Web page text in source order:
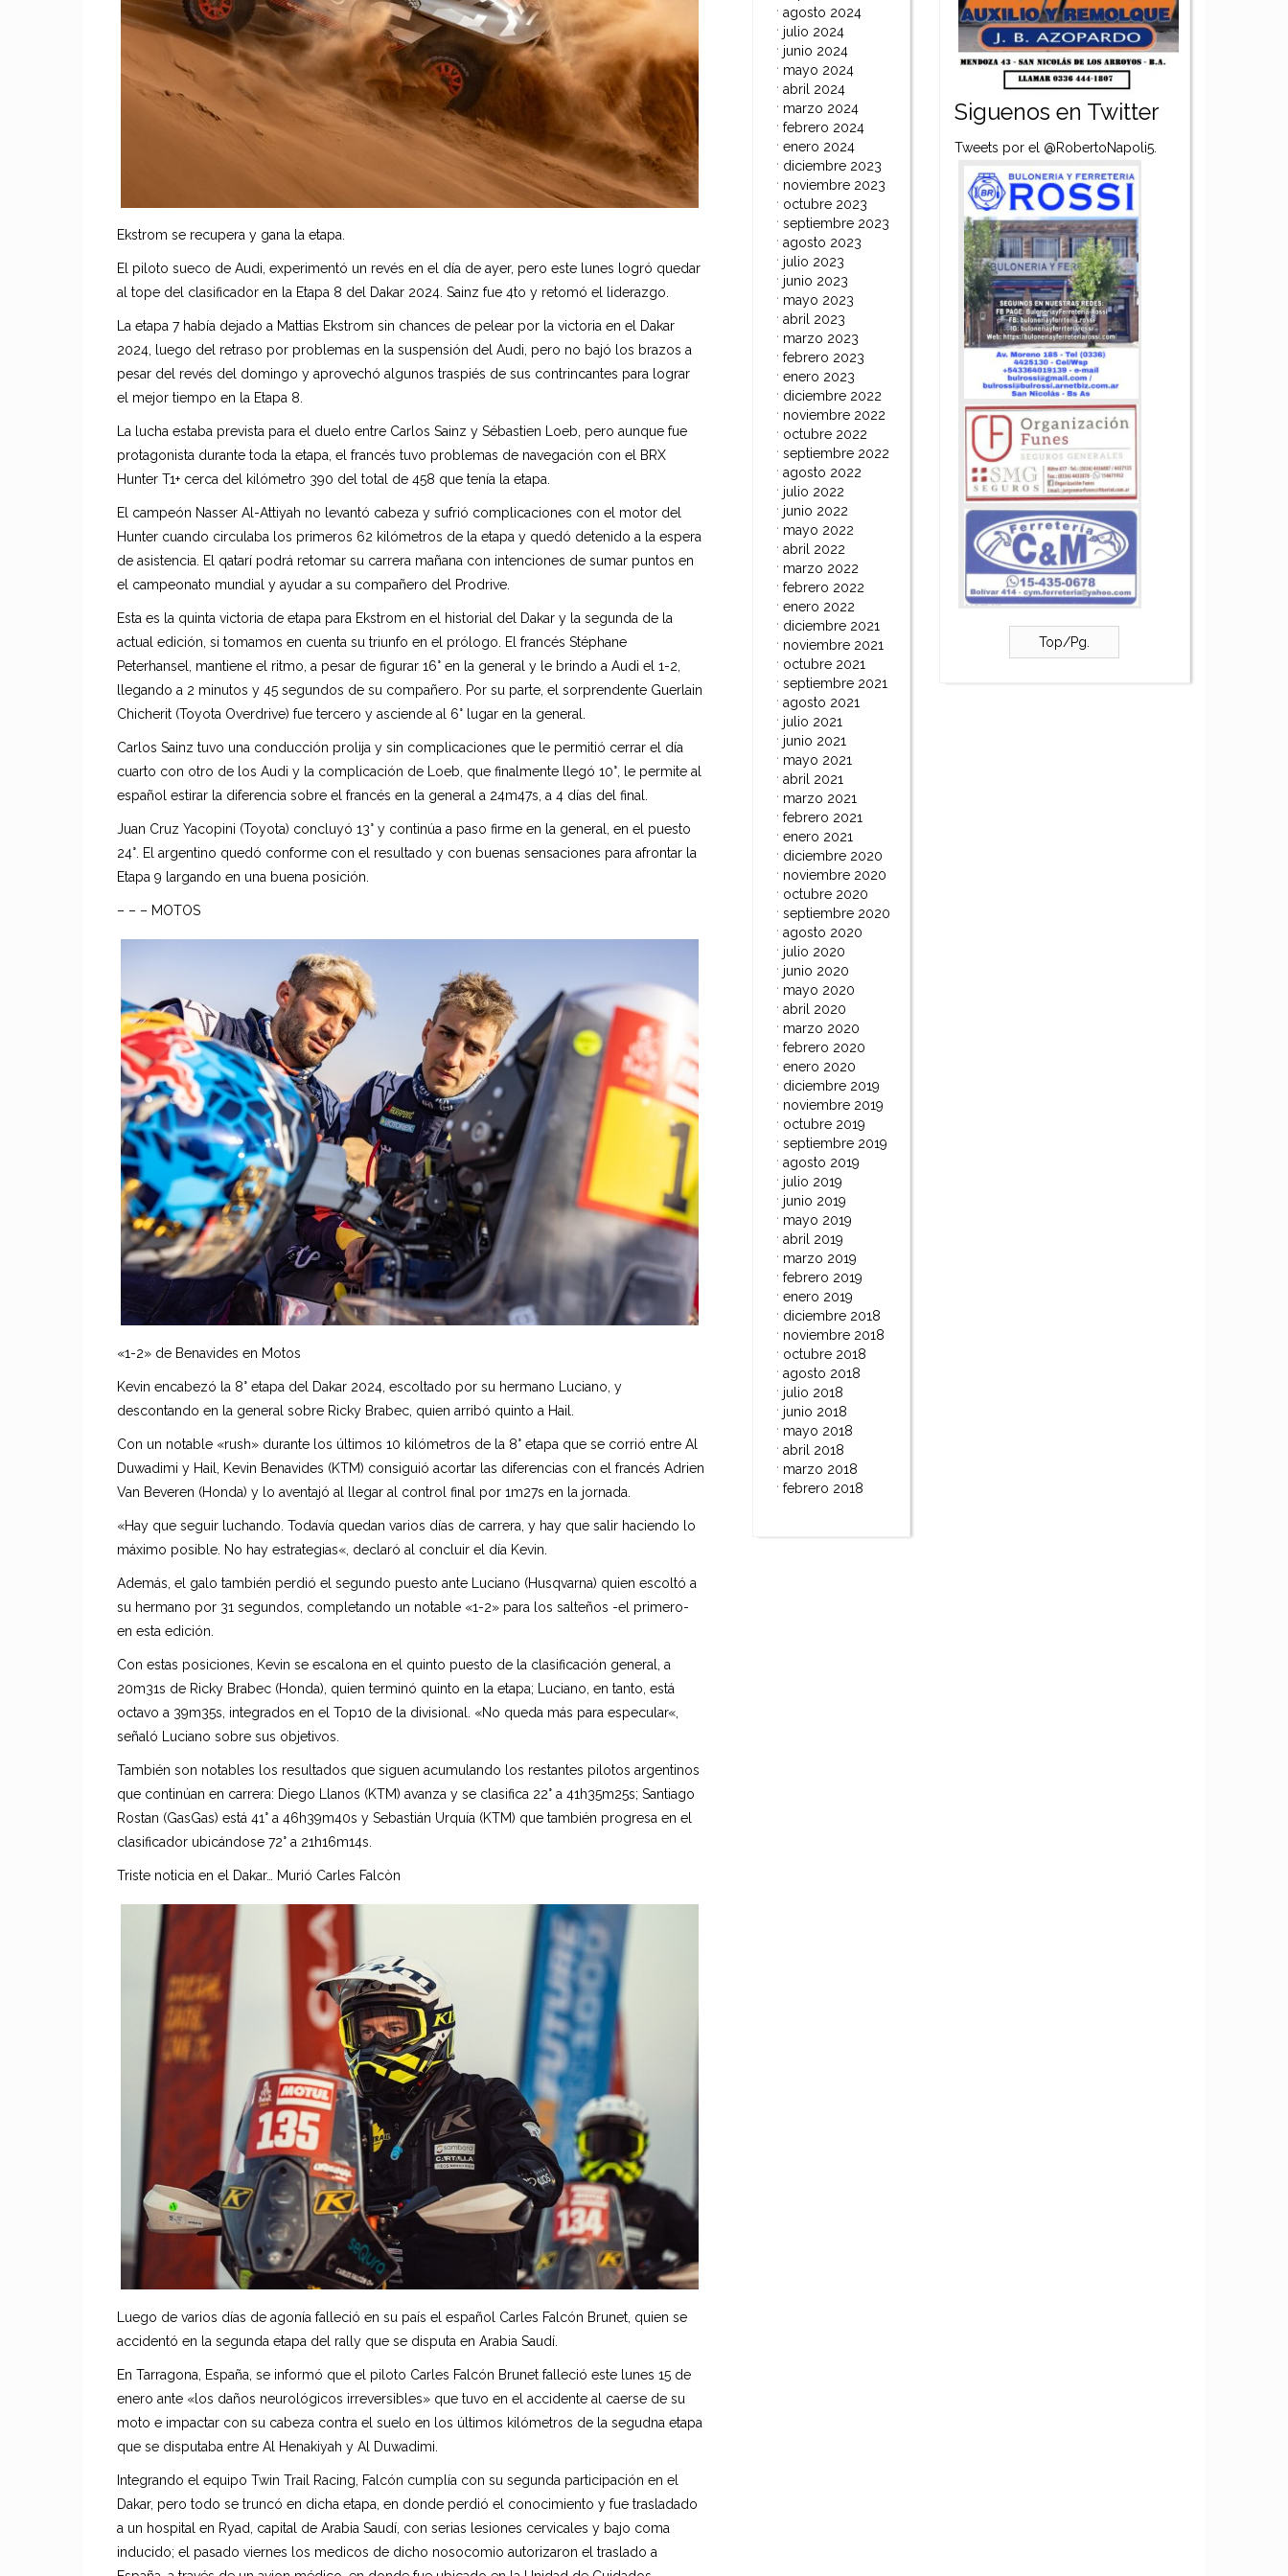
Ekstrom se recupera y gana la etapa.
El piloto sueco de Audi, experimentó un revés en el día de ayer, pero este lunes logró quedar
al tope del clasificador en la Etapa 8 del Dakar 2024. Sainz fue 4to y retomó el liderazgo.
La etapa 7 había dejado a Mattias Ekstrom sin chances de pelear por la victoria en el Dakar
2024, luego del retraso por problemas en la suspensión del Audi, pero no bajó los brazos a
pesar del revés del domingo y aprovechó algunos traspiés de sus contrincantes para lograr
el mejor tiempo en la Etapa 8.
La lucha estaba prevista para el duelo entre Carlos Sainz y Sébastien Loeb, pero aunque fue
protagonista durante toda la etapa, el francés tuvo problemas de navegación con el BRX
Hunter T1+ cerca del kilómetro 390 del total de 458 que tenía la etapa.
El campeón Nasser Al-Attiyah no levantó cabeza y sufrió complicaciones con el motor del
Hunter cuando circulaba los primeros 62 kilómetros de la etapa y quedó detenido a la espera
de asistencia. El qatarí podrá retomar su carrera mañana con intenciones de sumar puntos en
el campeonato mundial y ayudar a su compañero del Prodrive.
Esta es la quinta victoria de etapa para Ekstrom en el historial del Dakar y la segunda de la
actual edición, si tomamos en cuenta su triunfo en el prólogo. El francés Stéphane
Peterhansel, mantiene el ritmo, a pesar de figurar 16° en la general y le brindo a Audi el 1-2,
llegando a 2 minutos y 45 segundos de su compañero. Por su parte, el sorprendente Guerlain
Chicherit (Toyota Overdrive) fue tercero y asciende al 6° lugar en la general.
Carlos Sainz tuvo una conducción prolija y sin complicaciones que le permitió cerrar el día
cuarto con otro de los Audi y la complicación de Loeb, que finalmente llegó 10°, le permite al
español estirar la diferencia sobre el francés en la general a 24m47s, a 4 días del final.
Juan Cruz Yacopini (Toyota) concluyó 13° y continúa a paso firme en la general, en el puesto
24°. El argentino quedó conforme con el resultado y con buenas sensaciones para afrontar la
Etapa 9 largando en una buena posición.
– – – MOTOS
«1-2» de Benavides en Motos
Kevin encabezó la 8° etapa del Dakar 2024, escoltado por su hermano Luciano, y
descontando en la general sobre Ricky Brabec, quien arribó quinto a Hail.
Con un notable «rush» durante los últimos 10 kilómetros de la 8° etapa que se corrió entre Al
Duwadimi y Hail, Kevin Benavides (KTM) consiguió acortar las diferencias con el francés Adrien
Van Beveren (Honda) y lo aventajó al llegar al control final por 1m27s en la jornada.
«Hay que seguir luchando. Todavía quedan varios días de carrera, y hay que salir haciendo lo
máximo posible. No hay estrategias«, declaró al concluir el día Kevin.
Además, el galo también perdió el segundo puesto ante Luciano (Husqvarna) quien escoltó a
su hermano por 31 segundos, completando un notable «1-2» para los salteños -el primero-
en esta edición.
Con estas posiciones, Kevin se escalona en el quinto puesto de la clasificación general, a
20m31s de Ricky Brabec (Honda), quien terminó quinto en la etapa; Luciano, en tanto, está
octavo a 39m35s, integrados en el Top10 de la divisional. «No queda más para especular«,
señaló Luciano sobre sus objetivos.
También son notables los resultados que siguen acumulando los restantes pilotos argentinos
que continúan en carrera: Diego Llanos (KTM) avanza y se clasifica 22° a 41h35m25s; Santiago
Rostan (GasGas) está 41° a 46h39m40s y Sebastián Urquía (KTM) que también progresa en el
clasificador ubicándose 72° a 21h16m14s.
Triste noticia en el Dakar… Murió Carles Falcòn
Luego de varios días de agonía falleció en su país el español Carles Falcón Brunet, quien se
accidentó en la segunda etapa del rally que se disputa en Arabia Saudí.
En Tarragona, España, se informó que el piloto Carles Falcón Brunet falleció este lunes 15 de
enero ante «los daños neurológicos irreversibles» que tuvo en el accidente al caerse de su
moto e impactar con su cabeza contra el suelo en los últimos kilómetros de la segudna etapa
que se disputaba entre Al Henakiyah y Al Duwadimi.
Integrando el equipo Twin Trail Racing, Falcón cumplía con su segunda participación en el
Dakar, pero todo se truncó en dicha etapa, en donde perdió el conocimiento y fue trasladado
a un hospital en Ryad, capital de Arabia Saudí, con serias lesiones cervicales y bajo coma
inducido; el pasado viernes los medicos de dicho nosocomio autorizaron el traslado a
agosto 2024
julio 2024
junio 2024
mayo 2024
abril 2024
marzo 2024
febrero 2024
enero 2024
diciembre 2023
noviembre 2023
octubre 2023
septiembre 2023
agosto 2023
julio 2023
junio 2023
mayo 2023
abril 2023
marzo 2023
febrero 2023
enero 2023
diciembre 2022
noviembre 2022
octubre 2022
septiembre 2022
agosto 2022
julio 2022
junio 2022
mayo 2022
abril 2022
marzo 2022
febrero 2022
enero 2022
diciembre 2021
noviembre 2021
octubre 2021
septiembre 2021
agosto 2021
julio 2021
junio 2021
mayo 2021
abril 2021
marzo 2021
febrero 2021
enero 2021
diciembre 2020
noviembre 2020
octubre 2020
septiembre 2020
agosto 2020
julio 2020
junio 2020
mayo 2020
abril 2020
marzo 2020
febrero 2020
enero 2020
diciembre 2019
noviembre 2019
octubre 2019
septiembre 2019
agosto 2019
julio 2019
junio 2019
mayo 2019
abril 2019
marzo 2019
febrero 2019
enero 2019
diciembre 2018
noviembre 2018
octubre 2018
agosto 2018
julio 2018
junio 2018
mayo 2018
abril 2018
marzo 2018
febrero 2018
Siguenos en Twitter
Tweets por el @RobertoNapoli5.
Top/Pg.